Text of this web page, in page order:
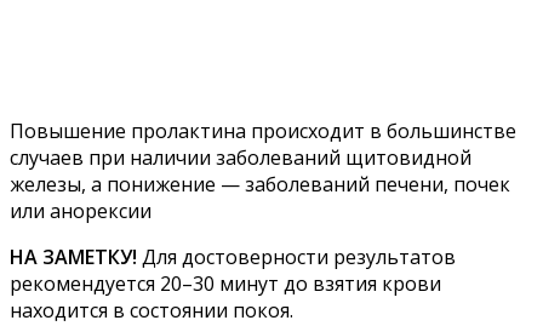
Повышение пролактина происходит в большинстве
случаев при наличии заболеваний щитовидной
железы, а понижение — заболеваний печени, почек
или анорексии
НА ЗАМЕТКУ! Для достоверности результатов
рекомендуется 20–30 минут до взятия крови
находится в состоянии покоя.